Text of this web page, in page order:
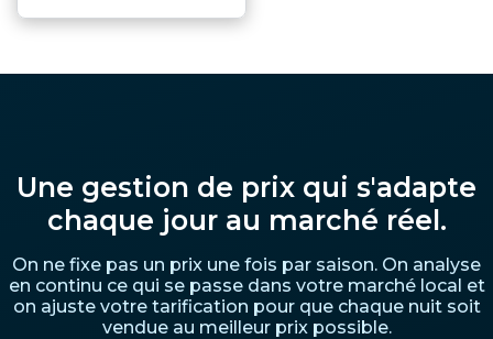
Une gestion de prix qui s'adapte
chaque jour au marché réel.
On ne fixe pas un prix une fois par saison. On analyse
en continu ce qui se passe dans votre marché local et
on ajuste votre tarification pour que chaque nuit soit
vendue au meilleur prix possible.